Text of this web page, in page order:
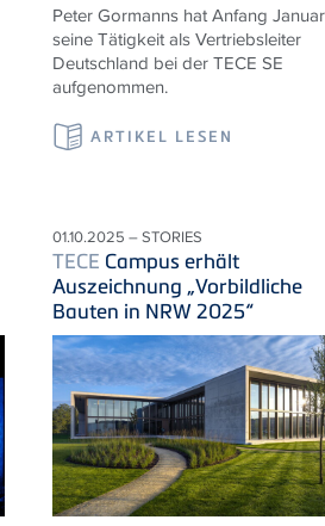
Peter Gormanns hat Anfang Januar
seine Tätigkeit als Vertriebsleiter
Deutschland bei derTECE SE
aufgenommen.
ARTIKEL LESEN
01.10.2025 – STORIES
TECE Campus erhält
Auszeichnung „Vorbildliche
Bauten in NRW 2025“